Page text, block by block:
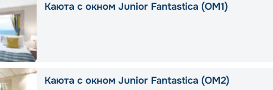
Каюта с окном Junior Fantastica (OM1)
Каюта с окном Junior Fantastica (OM2)